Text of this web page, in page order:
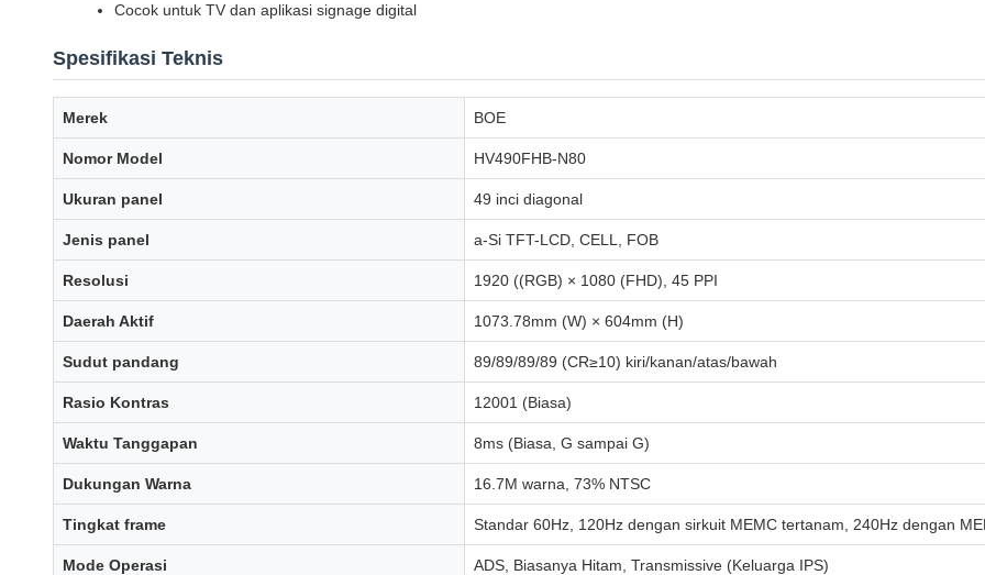
Cocok untuk TV dan aplikasi signage digital
Spesifikasi Teknis
Merek BOE
Nomor Model HV490FHB-N80
Ukuran panel 49 inci diagonal
Jenis panel a-Si TFT-LCD, CELL, FOB
Resolusi 1920 ((RGB) × 1080 (FHD), 45 PPI
Daerah Aktif 1073.78mm (W) × 604mm (H)
Sudut pandang 89/89/89/89 (CR≥10) kiri/kanan/atas/bawah
Rasio Kontras 12001 (Biasa)
Waktu Tanggapan 8ms (Biasa, G sampai G)
Dukungan Warna 16.7M warna, 73% NTSC
Tingkat frame Standar 60Hz, 120Hz dengan sirkuit MEMC tertanam, 240Hz dengan
Mode Operasi ADS, Biasanya Hitam, Transmissive (Keluarga IPS)